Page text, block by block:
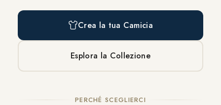
Crea la tua Camicia
Esplora la Collezione
PERCHÉ SCEGLIERCI